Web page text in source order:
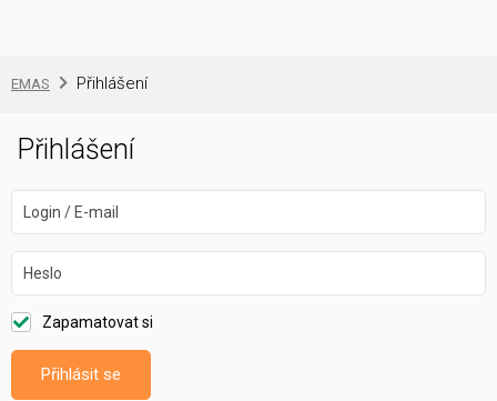
EMAS Přihlášení
Přihlášení
Login / E-mail
Heslo
Zapamatovat si
Přihlásit se